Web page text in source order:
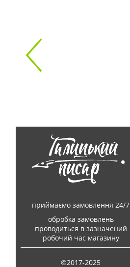
приймаємо замовлення 24/7
обробка замовлень
проводиться в зазначений
робочий час магазину
©2017-2025